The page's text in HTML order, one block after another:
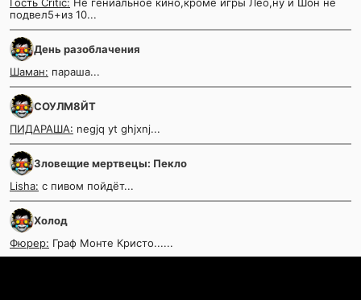
подвел5+из 10...
День разоблачения
Шаман: параша...
СОУЛМ8ЙТ
ПИДАРАША: negjq yt ghjxnj...
Зловещие мертвецы: Пекло
Lisha: с пивом пойдёт...
Холод
Фюрер: Граф Монте Кристо......